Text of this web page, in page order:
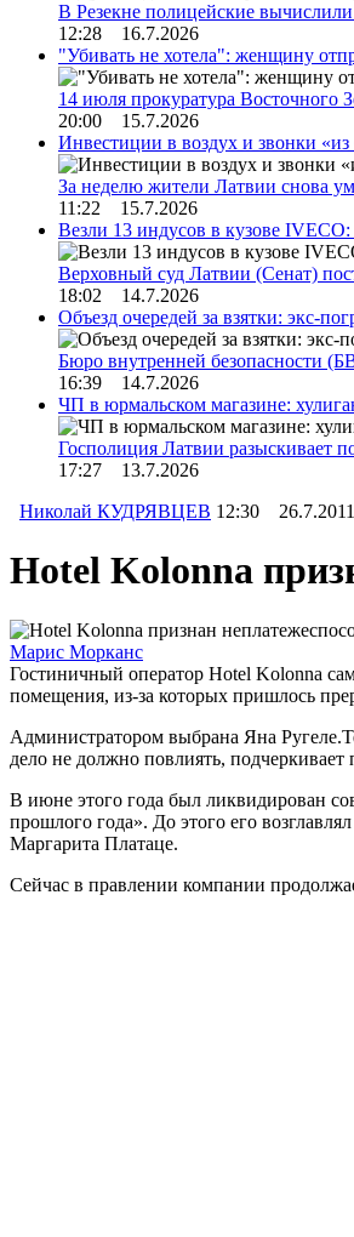
В Резекне полицейские
12:28 16.7.2026
"Убивать не хотела": женщину
14 июля прокуратура Восточного
20:00 15.7.2026
Инвестиции в воздух и звонки
За неделю жители Латвии снова
11:22 15.7.2026
Везли 13 индусов в кузове
Верховный суд Латвии (Сенат)
18:02 14.7.2026
Объезд очередей за взятки: экс-
Бюро внутренней безопасности
16:39 14.7.2026
ЧП в юрмальском магазине:
Госполиция Латвии разыскивает
17:27 13.7.2026
Николай КУДРЯВЦЕВ 12:30 26.7.2011
Hotel Kolonna
Марис Морканс
Гостиничный оператор Hotel Kolonna
помещения, из-за которых пришлось
Администратором выбрана Яна
дело не должно повлиять,
В июне этого года был ликвидирован
прошлого года». До этого его
Маргарита Платаце.
Сейчас в правлении компании